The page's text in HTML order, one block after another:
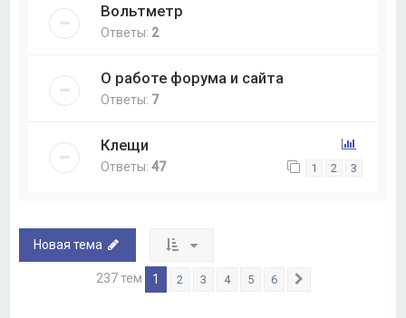
Вольтметр
Ответы: 2
О работе форума и сайта
Ответы: 7
Клещи
Ответы:47 1 2 3
Новая тема
237 тем 1 2 3 4 5 6